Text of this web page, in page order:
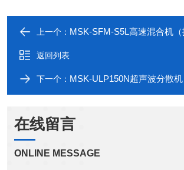
上一个： MSK-SFM-S5L高速混合机（
返回列表
下一个： MSK-ULP150N超声波分散机
在线留言
ONLINE MESSAGE